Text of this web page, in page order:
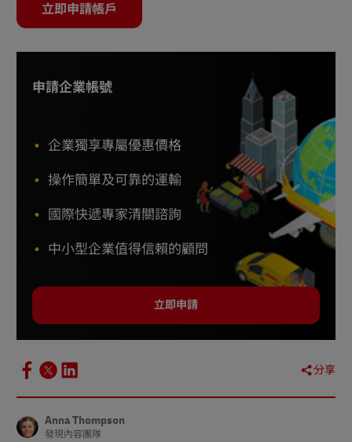
立即申請帳戶
申請企業帳號
企業獨享專屬優惠價格
操作簡單及可靠的運輸
國際快遞專家清關諮詢
中小型企業值得信賴的顧問
立即申請
分享
Anna Thompson
發現內容團隊